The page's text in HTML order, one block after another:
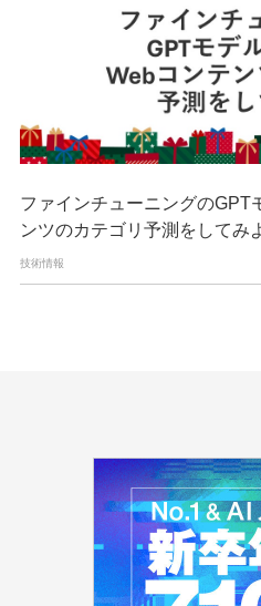
ファインチューニングのGPT
ンツのカテゴリ予測をしてみ
技術情報